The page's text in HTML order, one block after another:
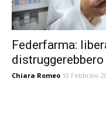
Federfarma:
Chiara Romeo 10 Febbraio